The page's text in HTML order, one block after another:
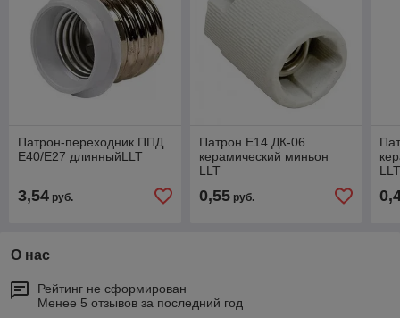
Патрон-переходник ППД
Е40/Е27 длинныйLLT
3,54 руб.
Патрон Е14 ДК-06
керамический миньон
LLT
0,55руб.
О нас
Рейтинг не сформирован
Менее 5 отзывов за последний год